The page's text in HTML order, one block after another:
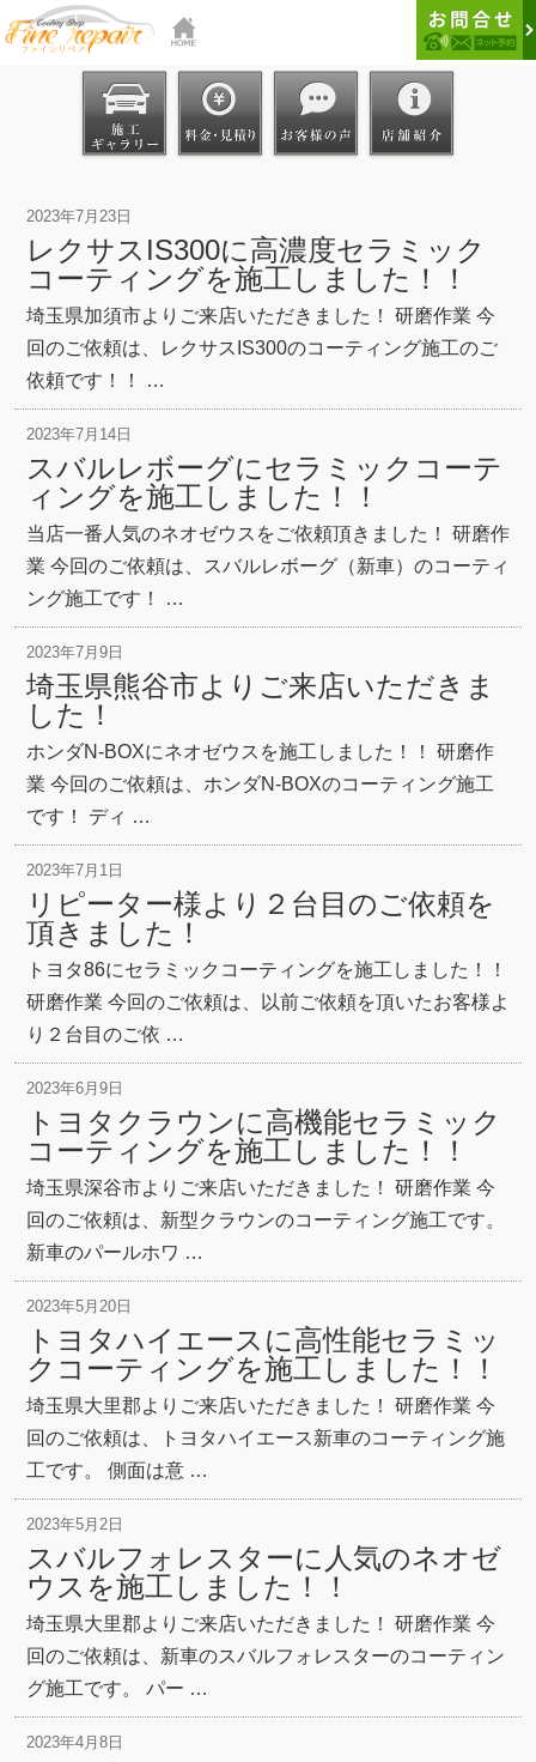
2023年7月23日
レクサスIS300に高濃度セラミック
コーティングを施工しました！！
埼玉県加須市よりご来店いただきました！ 研磨作業 今
回のご依頼は、レクサスIS300のコーティング施工のご
依頼です！！ …
2023年7月14日
スバルレボーグにセラミックコーテ
ィングを施工しました！！
当店一番人気のネオゼウスをご依頼頂きました！ 研磨作
業 今回のご依頼は、スバルレボーグ（新車）のコーティ
ング施工です！ …
2023年7月9日
埼玉県熊谷市よりご来店いただきま
した！
ホンダN-BOXにネオゼウスを施工しました！！ 研磨作
業 今回のご依頼は、ホンダN-BOXのコーティング施工
です！ ディ …
2023年7月1日
リピーター様より２台目のご依頼を
頂きました！
トヨタ86にセラミックコーティングを施工しました！！
研磨作業 今回のご依頼は、以前ご依頼を頂いたお客様よ
り２台目のご依 …
2023年6月9日
トヨタクラウンに高機能セラミック
コーティングを施工しました！！
埼玉県深谷市よりご来店いただきました！ 研磨作業 今
回のご依頼は、新型クラウンのコーティング施工です。
新車のパールホワ …
2023年5月20日
トヨタハイエースに高性能セラミッ
クコーティングを施工しました！！
埼玉県大里郡よりご来店いただきました！ 研磨作業 今
回のご依頼は、トヨタハイエース新車のコーティング施
工です。 側面は意 …
2023年5月2日
スバルフォレスターに人気のネオゼ
ウスを施工しました！！
埼玉県大里郡よりご来店いただきました！ 研磨作業 今
回のご依頼は、新車のスバルフォレスターのコーティン
グ施工です。 パー …
2023年4月8日